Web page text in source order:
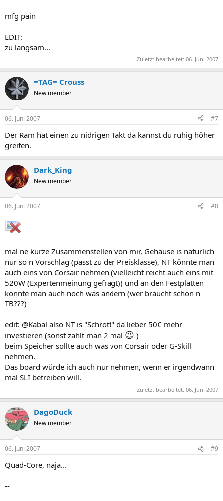
mfg pain
EDIT:
zu langsam...
Zuletzt bearbeitet: 06. Juni 2007
=TAG= Crouss
New member
06. Juni 2007 #7
Der Ram hat einen zu nidrigen Takt da kannst du ruhig höher
greifen.
Dark_King
New member
06. Juni 2007 #8
mal ne kurze Zusammenstellen von mir, Gehäuse is natürlich
nur so n Vorschlag (passt zu der Preisklasse), NT könnte man
auch eins von Corsair nehmen (vielleicht reicht auch eins mit
520W (Expertenmeinung gefragt)) und an den Festplatten
könnte man auch noch was ändern (wer braucht schon n
TB???)
edit: @Kabal also NT is "Schrott" da lieber 50€ mehr
investieren (sonst zahlt man 2 mal 😉 )
beim Speicher sollte auch was von Corsair oder G-Skill
nehmen.
Das board würde ich auch nur nehmen, wenn er irgendwann
mal SLI betreiben will.
Zuletzt bearbeitet: 06. Juni 2007
DagoDuck
New member
06. Juni 2007 #9
Quad-Core, naja...
--